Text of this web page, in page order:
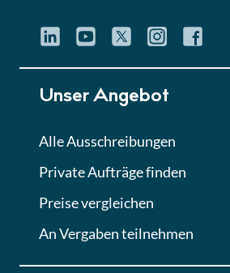
Unser Angebot
Alle Ausschreibungen
Private Aufträge finden
Preise vergleichen
An Vergaben teilnehmen